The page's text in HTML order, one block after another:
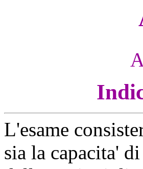
L'esame
sia la capacita'